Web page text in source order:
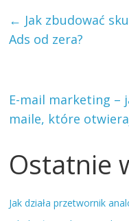
← Jak zbudować
Ads od zera?
E-mail marketing –
maile, które
Ostatnie
Jak działa przetwornik